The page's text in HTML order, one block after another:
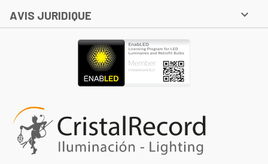
AVIS JURIDIQUE 